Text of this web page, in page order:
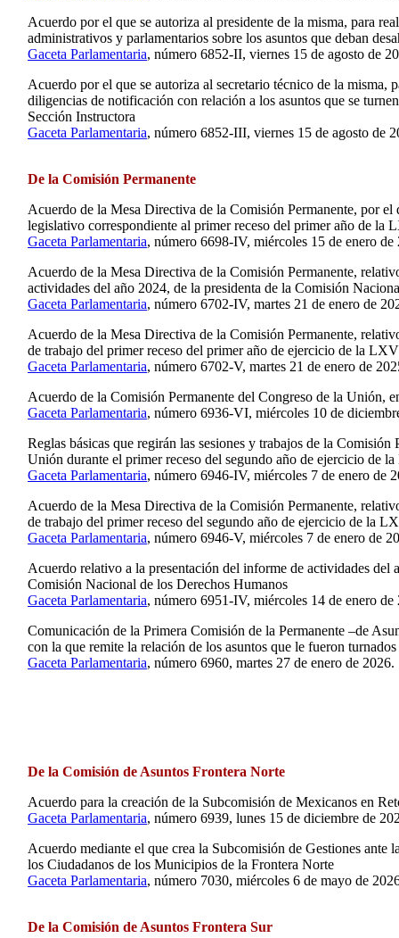
Acuerdo por el que se autoriza al presidente de la misma, para
administrativos y parlamentarios sobre los asuntos que deban
Gaceta Parlamentaria, número 6852-II, viernes 15 de agosto de
Acuerdo por el que se autoriza al secretario técnico de la misma,
diligencias de notificación con relación a los asuntos que se
Sección Instructora
Gaceta Parlamentaria, número 6852-III, viernes 15 de agosto de
De la Comisión Permanente
Acuerdo de la Mesa Directiva de la Comisión Permanente, por el
legislativo correspondiente al primer receso del primer año de la
Gaceta Parlamentaria, número 6698-IV, miércoles 15 de enero de
Acuerdo de la Mesa Directiva de la Comisión Permanente,
actividades del año 2024, de la presidenta de la Comisión
Gaceta Parlamentaria, número 6702-IV, martes 21 de enero de
Acuerdo de la Mesa Directiva de la Comisión Permanente,
de trabajo del primer receso del primer año de ejercicio de la
Gaceta Parlamentaria, número 6702-V, martes 21 de enero de
Acuerdo de la Comisión Permanente del Congreso de la Unión,
Gaceta Parlamentaria, número 6936-VI, miércoles 10 de
Reglas básicas que regirán las sesiones y trabajos de la
Unión durante el primer receso del segundo año de ejercicio de
Gaceta Parlamentaria, número 6946-IV, miércoles 7 de enero de
Acuerdo de la Mesa Directiva de la Comisión Permanente,
de trabajo del primer receso del segundo año de ejercicio de la
Gaceta Parlamentaria, número 6946-V, miércoles 7 de enero de
Acuerdo relativo a la presentación del informe de actividades del
Comisión Nacional de los Derechos Humanos
Gaceta Parlamentaria, número 6951-IV, miércoles 14 de enero de
Comunicación de la Primera Comisión de la Permanente –de
con la que remite la relación de los asuntos que le fueron turnados
Gaceta Parlamentaria, número 6960, martes 27 de enero de 2026.
De la Comisión de Asuntos Frontera Norte
Acuerdo para la creación de la Subcomisión de Mexicanos en
Gaceta Parlamentaria, número 6939, lunes 15 de diciembre de
Acuerdo mediante el que crea la Subcomisión de Gestiones ante
los Ciudadanos de los Municipios de la Frontera Norte
Gaceta Parlamentaria, número 7030, miércoles 6 de mayo de
De la Comisión de Asuntos Frontera Sur